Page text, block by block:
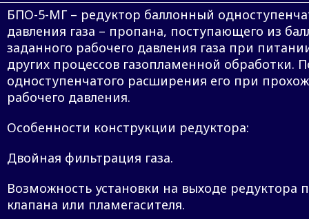
БПО-5-МГ – редуктор баллонный
давления газа – пропана, поступающего из
заданного рабочего давления газа при
других процессов газопламенной обработки.
одноступенчатого расширения его при
рабочего давления.
Особенности конструкции редуктора:
Двойная фильтрация газа.
Возможность установки на выходе редуктора
клапана или пламегасителя.